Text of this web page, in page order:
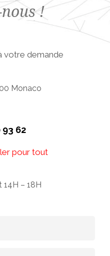
!
votre demande
Monaco
93 62
pour tout
14H – 18H